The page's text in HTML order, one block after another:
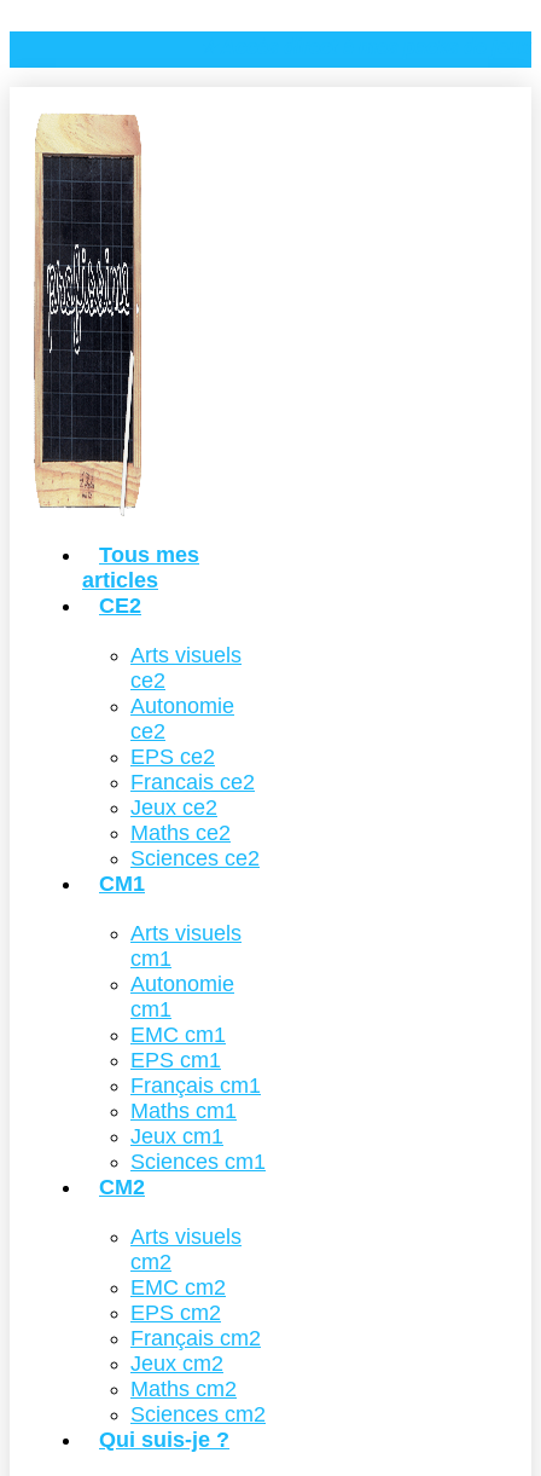
Tous mes
articles
CE2
Arts visuels
ce2
Autonomie
ce2
EPS ce2
Francais ce2
Jeux ce2
Maths ce2
Sciences ce2
CM1
Arts visuels
cm1
Autonomie
cm1
EMC cm1
EPS cm1
Français cm1
Maths cm1
Jeux cm1
Sciences cm1
CM2
Arts visuels
cm2
EMC cm2
EPS cm2
Français cm2
Jeux cm2
Maths cm2
Sciences cm2
Qui suis-je ?